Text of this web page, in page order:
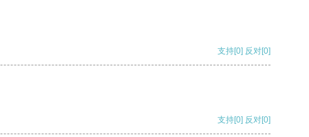
支持[0] 反对[0]
支持[0] 反对[0]